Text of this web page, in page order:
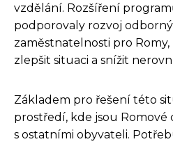
vzdělání. Rozšíření
podporovaly rozvoj
zaměstnatelnosti pro
zlepšit situaci a snížit
Základem pro řešení této
prostředí, kde jsou
s ostatními obyvateli.